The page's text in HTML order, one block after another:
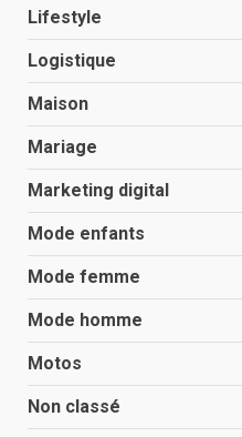
Lifestyle
Logistique
Maison
Mariage
Marketing digital
Mode enfants
Mode femme
Mode homme
Motos
Non classé